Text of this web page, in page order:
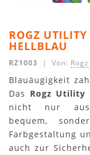
ROGZ
HELLBLAU
RZ1003 | Von: Rogz
Blauäugigkeit
Das Rogz Utility
nicht nur
bequem,
Farbgestaltung
auch zur